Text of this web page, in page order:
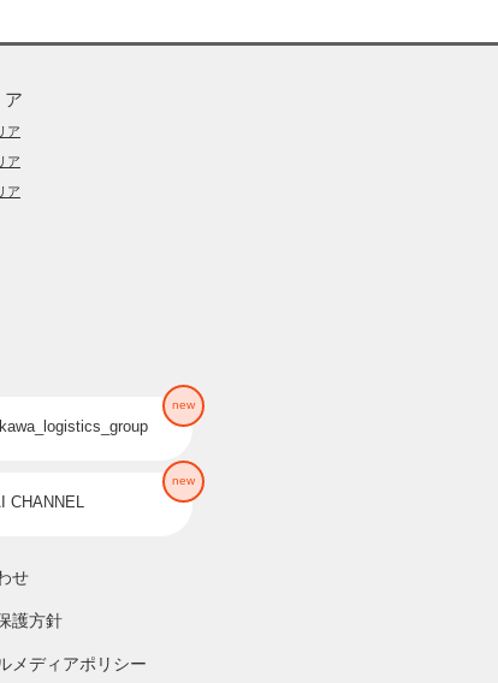
ア
ア
ア
new
CHANNEL
new
せ
護方針
メディアポリシー